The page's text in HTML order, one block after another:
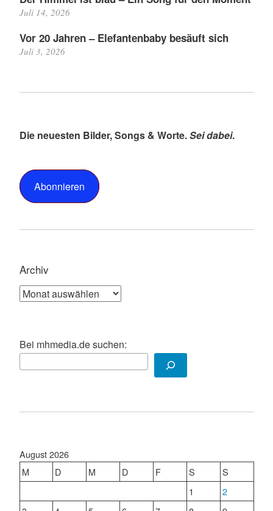
Juli 14, 2026
Vor 20 Jahren – Elefantenbaby besäuft sich
Juli 3, 2026
Die neuesten Bilder, Songs & Worte.Sei dabei.
Abonnieren
Archiv
Archiv
Bei mhmedia.de suchen:
August 2026
M
D M D F S
S
1
2